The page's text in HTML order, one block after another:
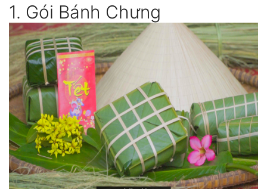
1. Gói Bánh Chưng